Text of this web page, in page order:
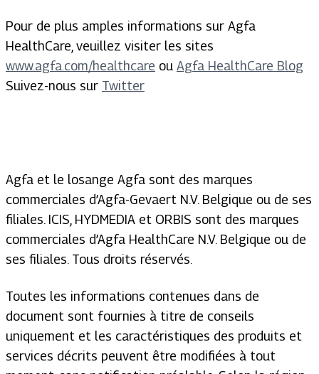
Pour de plus amples informations sur Agfa
HealthCare, veuillez visiter les sites
www.agfa.com/healthcare ou Agfa HealthCare Blog
Suivez-nous sur Twitter
Agfa et le losange Agfa sont des marques
commerciales d’Agfa-Gevaert N.V. Belgique ou de ses
filiales. ICIS, HYDMEDIA et ORBIS sont des marques
commerciales d’Agfa HealthCare N.V. Belgique ou de
ses filiales. Tous droits réservés.
Toutes les informations contenues dans de
document sont fournies à titre de conseils
uniquement et les caractéristiques des produits et
services décrits peuvent être modifiées à tout